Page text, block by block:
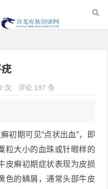
次 评论 197 条
初期可见“点状出血”，即
粒大小的血珠或针眼样的
皮癣初期症状表现为皮损
色的鳞屑，通常头部牛皮